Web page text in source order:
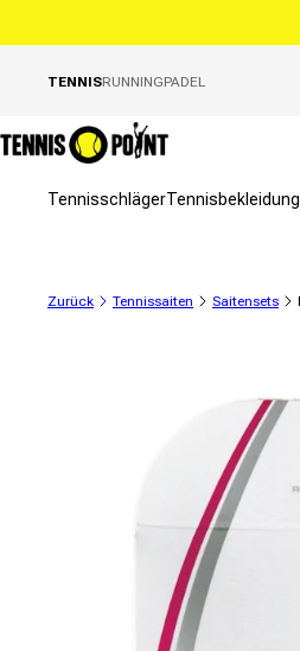
TENNISRUNNINGPADEL
TennisschlägerTennisbekleidung
Zurück Tennissaiten Saitensets